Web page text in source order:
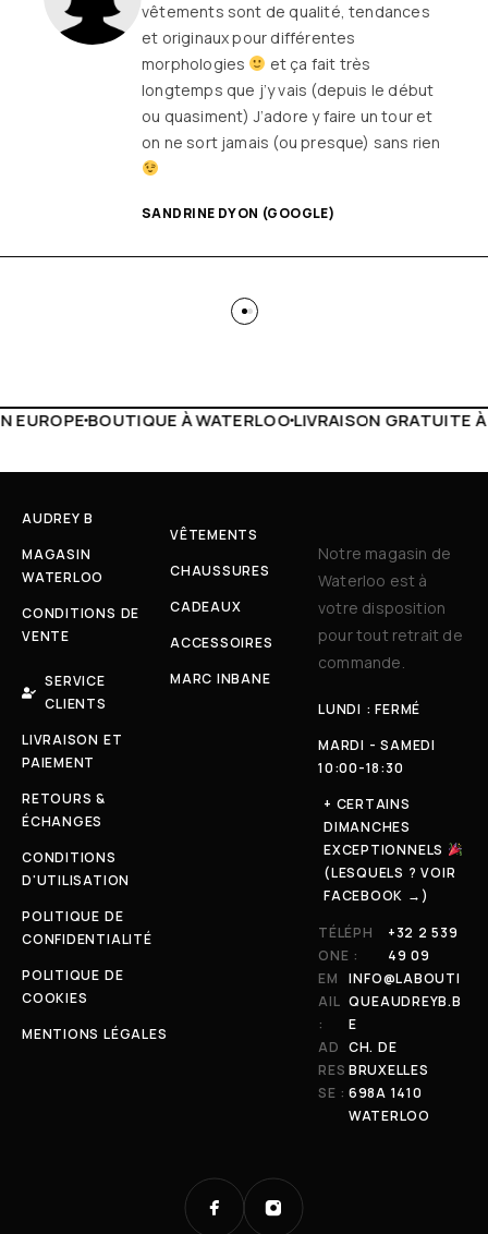
vêtements sont de qualité, tendances
et originaux pour différentes
morphologies
et ça fait très
longtemps que j’y vais (depuis le début
ou quasiment) J’adore y faire un tour et
on ne sort jamais (ou presque) sans rien
SANDRINE DYON (GOOGLE)
LIVRAISON GRATUITE À PARTIR DE 150€LIVE
AUDREY B
MAGASIN
WATERLOO
CONDITIONS DE
VENTE
SERVICE
CLIENTS
LIVRAISON ET
PAIEMENT
RETOURS &
ÉCHANGES
CONDITIONS
D'UTILISATION
POLITIQUE DE
CONFIDENTIALITÉ
POLITIQUE DE
COOKIES
MENTIONS LÉGALES
VÊTEMENTS
CHAUSSURES
CADEAUX
ACCESSOIRES
MARC INBANE
Notre magasin de
Waterloo est à
votre disposition
pour tout retrait de
commande.
LUNDI : FERMÉ
MARDI - SAMEDI
10:00-18:30
+ CERTAINS
DIMANCHES
EXCEPTIONNELS
(LESQUELS ? VOIR
FACEBOOK →)
TÉLÉPH
ONE :
+32 2 539
49 09
EM
AIL
:
INFO@LABOUTI
QUEAUDREYB.B
E
AD
RES
SE :
CH. DE
BRUXELLES
698A 1410
WATERLOO